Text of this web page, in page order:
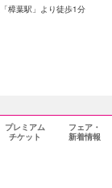
樟葉駅」より徒歩1分
プレミアム
チケット
フェア・
新着情報